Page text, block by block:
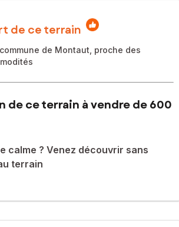
de ce terrain
de Montaut, proche des
de ce terrain à vendre de 600
calme ? Venez découvrir sans
terrain
Pyrénées, à 10mn de Nay et 2mn de